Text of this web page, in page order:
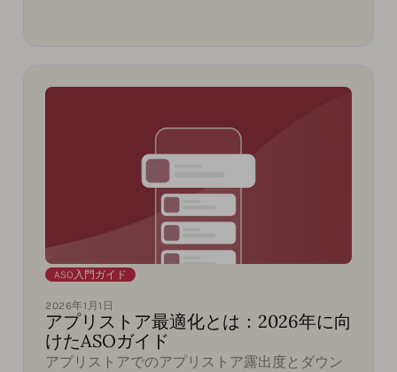
ASO入門ガイド
2026年1月1日
アプリストア最適化とは：2026年に向
けたASOガイド
アプリストアでのアプリストア露出度とダウン